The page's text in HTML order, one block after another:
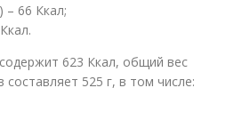
– 66 Ккал;
623 Ккал, общий вес
525 г, в том числе: